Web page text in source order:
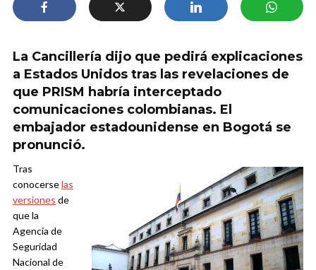
La Cancillería dijo que pedirá explicaciones
a Estados Unidos tras las revelaciones de
que PRISM habría interceptado
comunicaciones colombianas. El
embajador estadounidense en Bogotá se
pronunció.
Tras
conocerselas
versiones de
que la
Agencia de
Seguridad
Nacional de